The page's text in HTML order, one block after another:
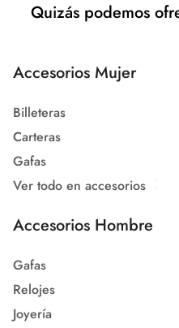
Quizás podemos
Accesorios Mujer
Billeteras
Carteras
Gafas
Ver todo en accesorios
Accesorios Hombre
Gafas
Relojes
Joyería